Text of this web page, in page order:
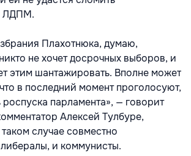
ЛДПМ.
Плахотнюка, думаю,
не хочет досрочных выборов, и
этим шантажировать. Вполне может
в последний момент проголосуют,
парламента», — говорит
Алексей Тулбуре,
случае совместно
и коммунисты.